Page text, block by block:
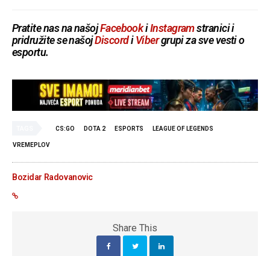
Pratite nas na našojFacebookiInstagramstranici i
pridružite se našojDiscordiVibergrupi za sve vesti o
esportu.
CS:GO DOTA 2 ESPORTS LEAGUE OF LEGENDS
VREMEPLOV
Bozidar Radovanovic
Share This